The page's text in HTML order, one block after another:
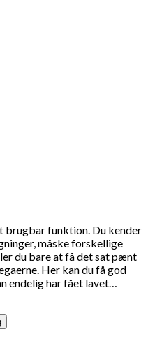
brugbar funktion. Du kender
måske forskellige
du bare at få det sat pænt
Her kan du få god
endelig har fået lavet…